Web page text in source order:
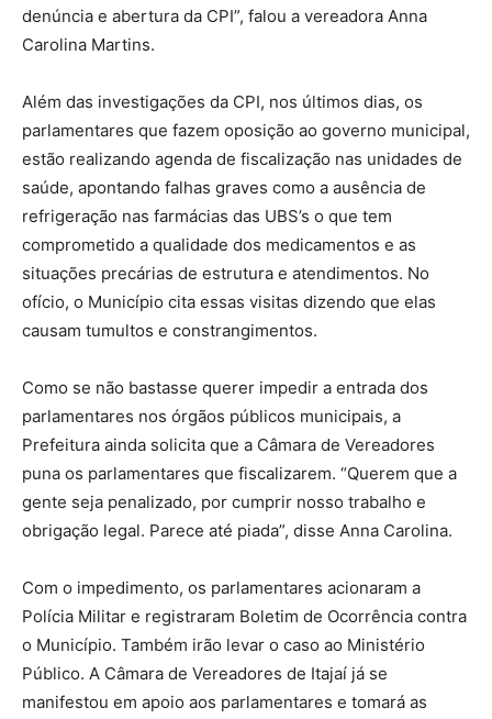
denúncia e abertura da CPI”, falou a vereadora Anna
Carolina Martins.
Além das investigações da CPI, nos últimos dias, os
parlamentares que fazem oposição ao governo municipal,
estão realizando agenda de fiscalização nas unidades de
saúde, apontando falhas graves como a ausência de
refrigeração nas farmácias das UBS’s o que tem
comprometido a qualidade dos medicamentos e as
situações precárias de estrutura e atendimentos. No
ofício, o Município cita essas visitas dizendo que elas
causam tumultos e constrangimentos.
Como se não bastasse querer impedir a entrada dos
parlamentares nos órgãos públicos municipais, a
Prefeitura ainda solicita que a Câmara de Vereadores
puna os parlamentares que fiscalizarem. “Querem que a
gente seja penalizado, por cumprir nosso trabalho e
obrigação legal. Parece até piada”, disse Anna Carolina.
Com o impedimento, os parlamentares acionaram a
Polícia Militar e registraram Boletim de Ocorrência contra
o Município. Também irão levar o caso ao Ministério
Público. A Câmara de Vereadores de Itajaí já se
manifestou em apoio aos parlamentares e tomará as